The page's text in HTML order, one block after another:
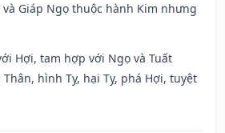
Giáp Ngọ thuộc hành Kim nhưng
Hợi, tam hợp với Ngọ và Tuất
hình Tỵ, hại Tỵ, phá Hợi, tuyệt